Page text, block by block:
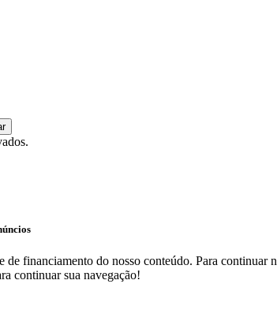
financiamento do nosso conteúdo. Para continuar
continuar sua navegação!